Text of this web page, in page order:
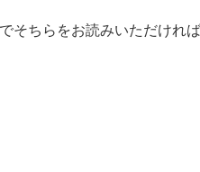
そちらをお読みいただければ